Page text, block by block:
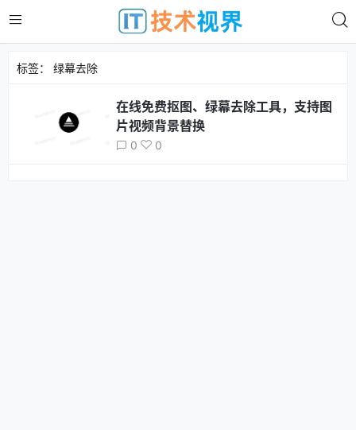
标签： 绿幕去除
在线免费抠图、绿幕去除工具，支持图
片视频背景替换
0 0